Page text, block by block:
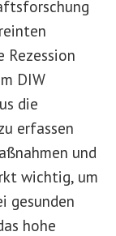
Rezession
DIW
die
erfassen
und
wichtig, um
gesunden
hohe